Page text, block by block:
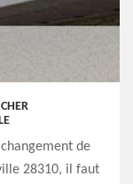
de
28310, il faut